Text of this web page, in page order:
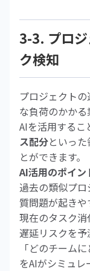
3-3. プロ
ク検知
プロジェクト
な負荷のかかる
AIを活用するこ
ス配分といっ
とができます。
AI活用のポイン
過去の類似プ
質問題が起き
現在のタスク消
遅延リスクを予
「どのチーム
をAIがシミュレ